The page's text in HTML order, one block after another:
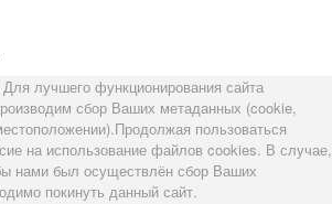
лучшего функционирования сайта
сбор Ваших метаданных (cookie,
пользоваться
на использование файлов cookies. В случае,
нами был осуществлён сбор Ваших
покинуть данный сайт.